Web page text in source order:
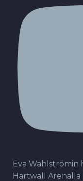
Eva
Hartwall Arenalla